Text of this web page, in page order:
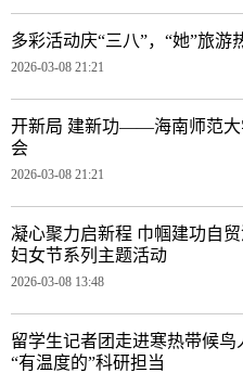
多彩活动庆“三八”，“她”旅游
2026-03-08 21:21
开新局 建新功——海南师范大
会
2026-03-08 21:21
凝心聚力启新程 巾帼建功自
妇女节系列主题活动
2026-03-08 13:48
留学生记者团走进寒热带候
“有温度的”科研担当